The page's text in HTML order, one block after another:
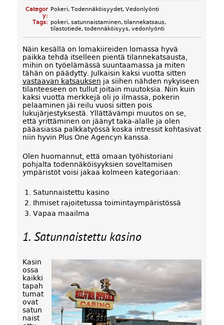
Categor
y:
Pokeri,Todennäköisyydet,Vedonlyönti
Tags: pokeri,satunnaistaminen,tilannekatsaus,
tilastotiede,todennäköisyys,vedonlyönti
Näin kesällä on lomakiireiden lomassa hyvä
paikka tehdä itselleen pientä tilannekatsausta,
mihin on työelämässä suuntaamassa ja miten
tähän on päädytty. Julkaisin kaksi vuotta sitten
vastaavan katsauksen ja siihen nähden nykyiseen
tilanteeseen on tullut joitain muutoksia. Niin kuin
kaksi vuotta merkkejä oli jo ilmassa, pokerin
pelaaminen jäi reilu vuosi sitten pois
lukujärjestyksestä. Yllättävämpi muutos on se,
että yrittäminen on jäänyt taka-alalle ja olen
pääasiassa palkkatyössä koska intressit kohtasivat
niin hyvin Plus One Agencyn kanssa.
Olen huomannut, että omaan työhistoriani
pohjalta todennäköisyyksien soveltamisen
ympäristöt voisi jakaa kolmeen kategoriaan:
Satunnaistettu kasino
Ihmiset rajoitetussa toimintaympäristössä
Vapaa maailma
1. Satunnaistettu kasino
Kasin
ossa
kaikki
tapah
tumat
ovat
satun
naist